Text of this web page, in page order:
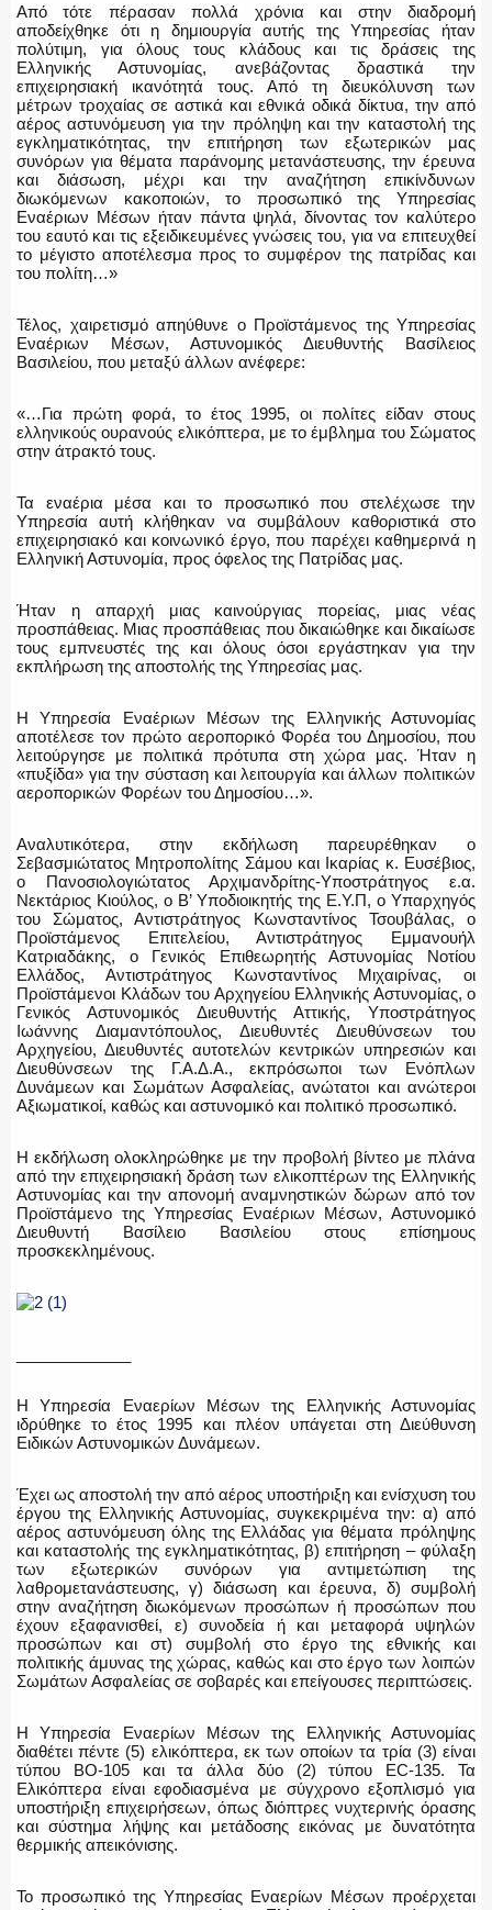
Από τότε πέρασαν πολλά χρόνια και στην διαδρομή
αποδείχθηκε ότι η δημιουργία αυτής της Υπηρεσίας ήταν
πολύτιμη, για όλους τους κλάδους και τις δράσεις της
Ελληνικής Αστυνομίας, ανεβάζοντας δραστικά την
επιχειρησιακή ικανότητά τους. Από τη διευκόλυνση των
μέτρων τροχαίας σε αστικά και εθνικά οδικά δίκτυα, την από
αέρος αστυνόμευση για την πρόληψη και την καταστολή της
εγκληματικότητας, την επιτήρηση των εξωτερικών μας
συνόρων για θέματα παράνομης μετανάστευσης, την έρευνα
και διάσωση, μέχρι και την αναζήτηση επικίνδυνων
διωκόμενων κακοποιών, το προσωπικό της Υπηρεσίας
Εναέριων Μέσων ήταν πάντα ψηλά, δίνοντας τον καλύτερο
του εαυτό και τις εξειδικευμένες γνώσεις του, για να επιτευχθεί
το μέγιστο αποτέλεσμα προς το συμφέρον της πατρίδας και
του πολίτη…»
Τέλος, χαιρετισμό απηύθυνε ο Προϊστάμενος της Υπηρεσίας
Εναέριων Μέσων, Αστυνομικός Διευθυντής Βασίλειος
Βασιλείου, που μεταξύ άλλων ανέφερε:
«…Για πρώτη φορά, το έτος 1995, οι πολίτες είδαν στους
ελληνικούς ουρανούς ελικόπτερα, με το έμβλημα του Σώματος
στην άτρακτό τους.
Τα εναέρια μέσα και το προσωπικό που στελέχωσε την
Υπηρεσία αυτή κλήθηκαν να συμβάλουν καθοριστικά στο
επιχειρησιακό και κοινωνικό έργο, που παρέχει καθημερινά η
Ελληνική Αστυνομία, προς όφελος της Πατρίδας μας.
Ήταν η απαρχή μιας καινούργιας πορείας, μιας νέας
προσπάθειας. Μιας προσπάθειας που δικαιώθηκε και δικαίωσε
τους εμπνευστές της και όλους όσοι εργάστηκαν για την
εκπλήρωση της αποστολής της Υπηρεσίας μας.
Η Υπηρεσία Εναέριων Μέσων της Ελληνικής Αστυνομίας
αποτέλεσε τον πρώτο αεροπορικό Φορέα του Δημοσίου, που
λειτούργησε με πολιτικά πρότυπα στη χώρα μας. Ήταν η
«πυξίδα» για την σύσταση και λειτουργία και άλλων πολιτικών
αεροπορικών Φορέων του Δημοσίου…».
Αναλυτικότερα, στην εκδήλωση παρευρέθηκαν ο
Σεβασμιώτατος Μητροπολίτης Σάμου και Ικαρίας κ. Ευσέβιος,
ο Πανοσιολογιώτατος Αρχιμανδρίτης-Υποστράτηγος ε.α.
Νεκτάριος Κιούλος, ο Β’ Υποδιοικητής της Ε.Υ.Π, ο Υπαρχηγός
του Σώματος, Αντιστράτηγος Κωνσταντίνος Τσουβάλας, ο
Προϊστάμενος Επιτελείου, Αντιστράτηγος Εμμανουήλ
Κατριαδάκης, ο Γενικός Επιθεωρητής Αστυνομίας Νοτίου
Ελλάδος, Αντιστράτηγος Κωνσταντίνος Μιχαιρίνας, οι
Προϊστάμενοι Κλάδων του Αρχηγείου Ελληνικής Αστυνομίας, ο
Γενικός Αστυνομικός Διευθυντής Αττικής, Υποστράτηγος
Ιωάννης Διαμαντόπουλος, Διευθυντές Διευθύνσεων του
Αρχηγείου, Διευθυντές αυτοτελών κεντρικών υπηρεσιών και
Διευθύνσεων της Γ.Α.Δ.Α., εκπρόσωποι των Ενόπλων
Δυνάμεων και Σωμάτων Ασφαλείας, ανώτατοι και ανώτεροι
Αξιωματικοί, καθώς και αστυνομικό και πολιτικό προσωπικό.
Η εκδήλωση ολοκληρώθηκε με την προβολή βίντεο με πλάνα
από την επιχειρησιακή δράση των ελικοπτέρων της Ελληνικής
Αστυνομίας και την απονομή αναμνηστικών δώρων από τον
Προϊστάμενο της Υπηρεσίας Εναέριων Μέσων, Αστυνομικό
Διευθυντή Βασίλειο Βασιλείου στους επίσημους
προσκεκλημένους.
Η Υπηρεσία Εναερίων Μέσων της Ελληνικής Αστυνομίας
ιδρύθηκε το έτος 1995 και πλέον υπάγεται στη Διεύθυνση
Ειδικών Αστυνομικών Δυνάμεων.
Έχει ως αποστολή την από αέρος υποστήριξη και ενίσχυση του
έργου της Ελληνικής Αστυνομίας, συγκεκριμένα την: α) από
αέρος αστυνόμευση όλης της Ελλάδας για θέματα πρόληψης
και καταστολής της εγκληματικότητας, β) επιτήρηση – φύλαξη
των εξωτερικών συνόρων για αντιμετώπιση της
λαθρομετανάστευσης, γ) διάσωση και έρευνα, δ) συμβολή
στην αναζήτηση διωκόμενων προσώπων ή προσώπων που
έχουν εξαφανισθεί, ε) συνοδεία ή και μεταφορά υψηλών
προσώπων και στ) συμβολή στο έργο της εθνικής και
πολιτικής άμυνας της χώρας, καθώς και στο έργο των λοιπών
Σωμάτων Ασφαλείας σε σοβαρές και επείγουσες περιπτώσεις.
Η Υπηρεσία Εναερίων Μέσων της Ελληνικής Αστυνομίας
διαθέτει πέντε (5) ελικόπτερα, εκ των οποίων τα τρία (3) είναι
τύπου BO-105 και τα άλλα δύο (2) τύπου EC-135. Τα
Ελικόπτερα είναι εφοδιασμένα με σύγχρονο εξοπλισμό για
υποστήριξη επιχειρήσεων, όπως διόπτρες νυχτερινής όρασης
και σύστημα λήψης και μετάδοσης εικόνας με δυνατότητα
θερμικής απεικόνισης.
Το προσωπικό της Υπηρεσίας Εναερίων Μέσων προέρχεται